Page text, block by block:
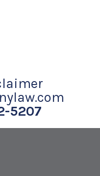
5207